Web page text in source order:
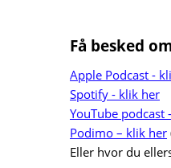
Få besked
Apple Podcast -
Spotify - klik her
YouTube podcast
Podimo – klik her
Eller hvor du